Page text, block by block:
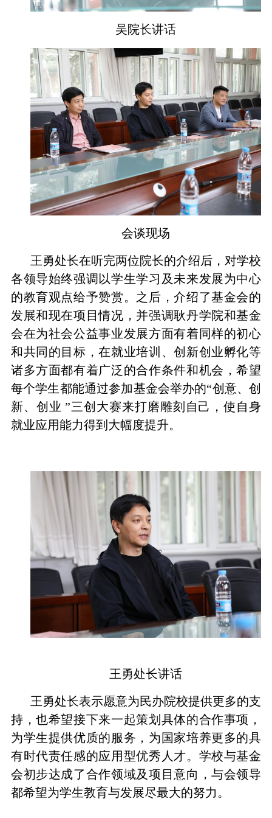
吴院长讲话
会谈现场
王勇处长在听完两位院长的介绍后，对学校
各领导始终强调以学生学习及未来发展为中心
的教育观点给予赞赏。之后，介绍了基金会的
发展和现在项目情况，并强调耿丹学院和基金
会在为社会公益事业发展方面有着同样的初心
和共同的目标，在就业培训、创新创业孵化等
诸多方面都有着广泛的合作条件和机会，希望
每个学生都能通过参加基金会举办的“创意、创
新、创业 ”三创大赛来打磨雕刻自己，使自身
就业应用能力得到大幅度提升。
王勇处长讲话
王勇处长表示愿意为民办院校提供更多的支
持，也希望接下来一起策划具体的合作事项，
为学生提供优质的服务，为国家培养更多的具
有时代责任感的应用型优秀人才。学校与基金
会初步达成了合作领域及项目意向，与会领导
都希望为学生教育与发展尽最大的努力。